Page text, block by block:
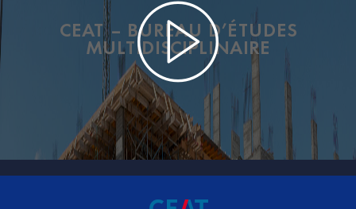
CEAT – BUREAU D’ÉTUDES
MULTIDISCIPLINAIRE